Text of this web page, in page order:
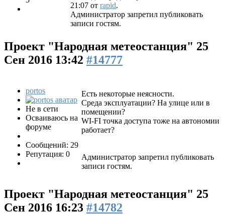
21:07 от rapid.
Администратор запретил публиковать
записи гостям.
Проект "Народная метеостанция" 25
Сен 2016 13:42 #14777
portos
Не в сети
Осваиваюсь на
форуме
Сообщений: 29
Репутация: 0
Есть некоторые неясности.
Среда эксплуатации? На улице или в
помещении?
WI-FI точка доступа тоже на автономии
работает?
Администратор запретил публиковать
записи гостям.
Проект "Народная метеостанция" 25
Сен 2016 16:23 #14782